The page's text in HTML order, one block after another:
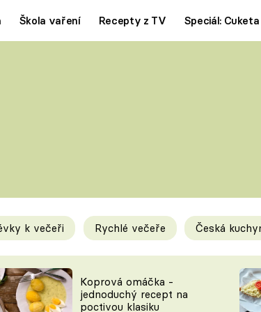
Škola vaření Recepty z TV Speciál: Cuketa
Tipy a triky
KAM ZA JÍDLEM
k večeři Rychlé večeře Česká
Koprová omáčka -
jednoduchý recept na
poctivou klasiku